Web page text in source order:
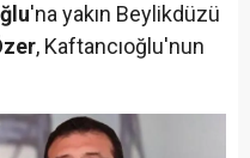
'na yakın Beylikdüzü
, Kaftancıoğlu'nun